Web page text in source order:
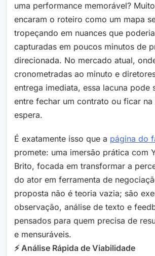
uma performance memorável?
encaram o roteiro como um mapa
tropeçando em nuances que
capturadas em poucos minutos de
direcionada. No mercado atual,
cronometradas ao minuto e
entrega imediata, essa lacuna pode
entre fechar um contrato ou ficar na
espera.
É exatamente isso que a página do
promete: uma imersão prática com
Brito, focada em transformar a
do ator em ferramenta de
proposta não é teoria vazia; são
observação, análise de texto e
pensados para quem precisa de
e mensuráveis.
⚡ Análise Rápida de Viabilidade